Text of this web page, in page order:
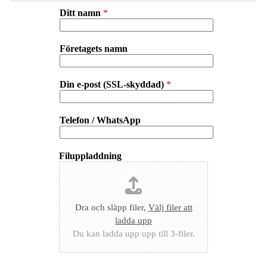
Ditt namn *
Företagets namn
Din e-post (SSL-skyddad) *
Telefon / WhatsApp
Filuppladdning
Dra och släpp filer, Välj filer att
ladda upp
Du kan ladda upp upp till 3-filer.